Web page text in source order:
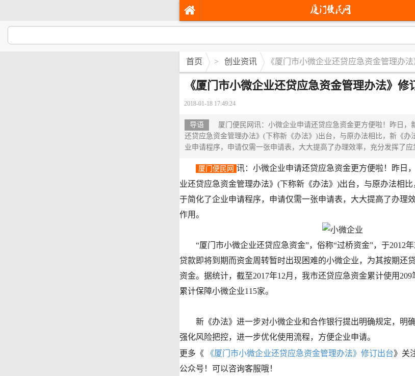
首页 > 创业资讯 《厦门市小微企业还贷应急资金管理办
《厦门市小微企业还贷应急资金管理办法》修
2018-01-18 17:49:24
导语
厦门便民网讯：小微企业申请还贷应急资金更方便啦！昨日，
还贷应急资金管理办法》(下称新《办法》)出台，与原办法相比，新《办
业申请程序，申请仅需一张申请表，大大提高了办理效率，充分发挥了应
厦门便民网 讯：小微企业申请还贷应急资金更方便啦！昨日
业还贷应急资金管理办法》(下称新《办法》)出台，与原办法相
于简化了企业申请程序，申请仅需一张申请表，大大提高了办理
作用。
“厦门市小微企业还贷应急资金”，俗称“过桥资金”，于2012
贷款即将到期而资金周转暂时出现困难的小微企业，为其按期还
资金。据统计，截至2017年12月，我市还贷应急资金累计使用209
累计保障小微企业115家。
新《办法》进一步对小微企业和合作银行提出明确规定，明确
强化风险把控，进一步优化使用流程，方便企业申请。
更多《 《厦门市小微企业还贷应急资金管理办法》修订出台》关
公众号！可以咨询客服哦！